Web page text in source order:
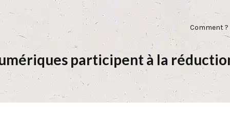
Comment ?
participent à la